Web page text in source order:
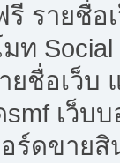
รี รายชื่อ
ท
ยชื่อเว็บ
เว็บ
อร์ดขาย